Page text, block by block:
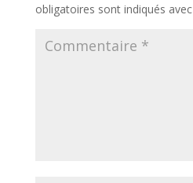
obligatoires sont indiqués avec